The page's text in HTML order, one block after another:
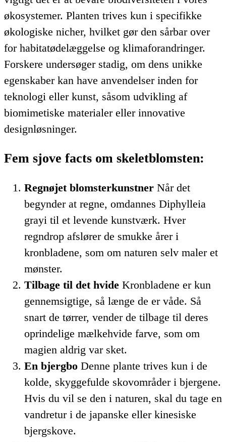
økosystemer. Planten trives kun i specifikke
økologiske nicher, hvilket gør den sårbar over
for habitatødelæggelse og klimaforandringer.
Forskere undersøger stadig, om dens unikke
egenskaber kan have anvendelser inden for
teknologi eller kunst, såsom udvikling af
biomimetiske materialer eller innovative
designløsninger.
Fem sjove facts om skeletblomsten:
Regnøjet blomsterkunstner Når det
begynder at regne, omdannes Diphylleia
grayi til et levende kunstværk. Hver
regndrop afslører de smukke årer i
kronbladene, som om naturen selv maler et
mønster.
Tilbage til det hvide Kronbladene er kun
gennemsigtige, så længe de er våde. Så
snart de tørrer, vender de tilbage til deres
oprindelige mælkehvide farve, som om
magien aldrig var sket.
En bjergbo Denne plante trives kun i de
kolde, skyggefulde skovområder i bjergene.
Hvis du vil se den i naturen, skal du tage en
vandretur i de japanske eller kinesiske
bjergskove.